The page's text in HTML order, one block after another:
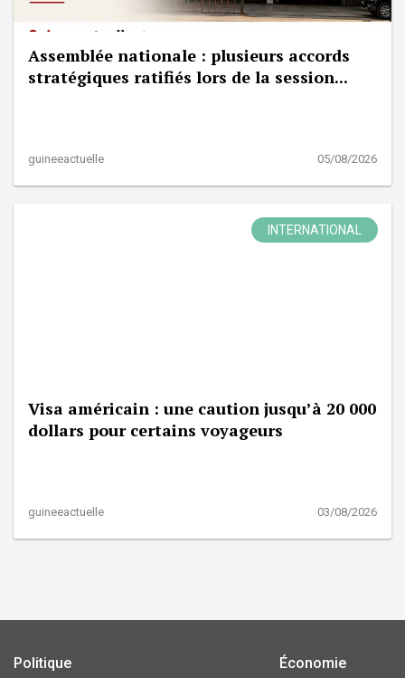
Assemblée nationale : plusieurs accords
stratégiques ratifiés lors de la session...
guineeactuelle 05/08/2026
INTERNATIONAL
Visa américain : une caution jusqu’à 20 000
dollars pour certains voyageurs
guineeactuelle 03/08/2026
Politique Économie